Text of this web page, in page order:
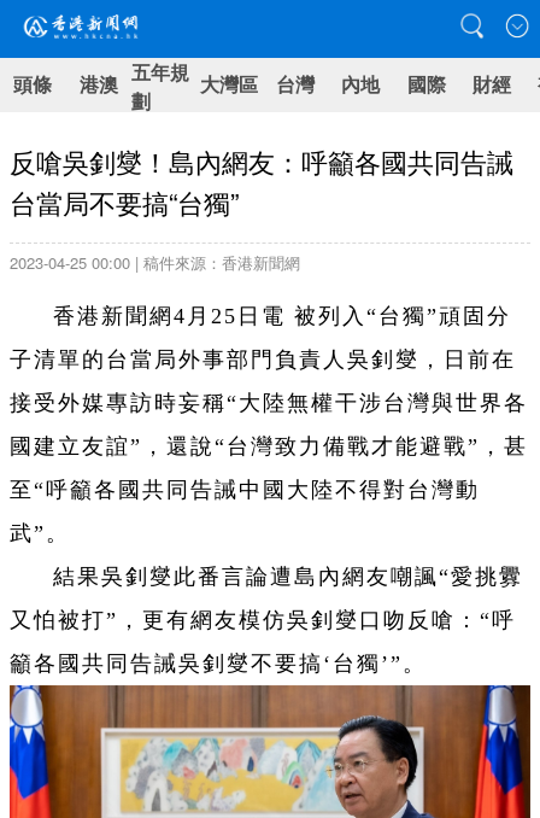
頭條 港澳 五年規
劃
大灣區 台灣 內地 國際 財經
反嗆吳釗燮！島內網友：呼籲各國共同告誡
台當局不要搞“台獨”
2023-04-25 00:00 | 稿件來源：香港新聞網
香港新聞網4月25日電 被列入“台獨”頑固分
子清單的台當局外事部門負責人吳釗燮，日前在
接受外媒專訪時妄稱“大陸無權干涉台灣與世界各
國建立友誼”，還說“台灣致力備戰才能避戰”，甚
至“呼籲各國共同告誡中國大陸不得對台灣動
武”。
結果吳釗燮此番言論遭島內網友嘲諷“愛挑釁
又怕被打”，更有網友模仿吳釗燮口吻反嗆：“呼
籲各國共同告誡吳釗燮不要搞‘台獨’”。